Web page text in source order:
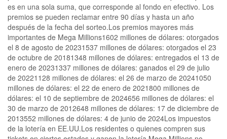
es en una sola suma, que corresponde al fondo en efectivo. Los
premios se pueden reclamar entre 90 días y hasta un año
después de la fecha del sorteo.Los premios mayores más
importantes de Mega Millions1602 millones de dólares: otorgados
el 8 de agosto de 20231537 millones de dólares: otorgados el 23
de octubre de 20181348 millones de dólares: entregados el 13 de
enero de 20231337 millones de dólares: ganados el 29 de julio
de 20221128 millones de dólares: el 26 de marzo de 20241050
millones de dólares: el 22 de enero de 2021800 millones de
dólares: el 10 de septiembre de 2024656 millones de dólares: el
30 de marzo de 2012648 millones de dólares: 17 de diciembre de
2013552 millones de dólares: 4 de junio de 2024Los impuestos
de la lotería en EE.UU.Los residentes o quienes compren sus